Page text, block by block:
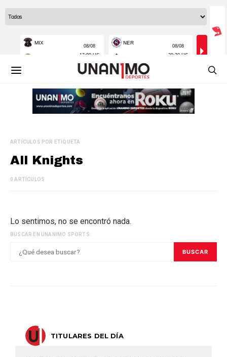
ARTÍCULOS POR ETIQUETA
All Knights
0 ARTÍCULOS
Lo sentimos, no se encontró nada.
BUSCAR EN UNANIMO SPORTS:
BUSCAR
TITULARES DEL DÍA